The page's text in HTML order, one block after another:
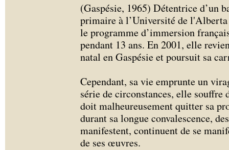
(Gaspésie, 1965) Détentrice d’un
primaire à l’Université de
le programme d’immersion
pendant 13 ans. En 2001, elle
natal en Gaspésie et poursuit sa
Cependant, sa vie emprunte un
série de circonstances, elle souffre
doit malheureusement quitter sa
durant sa longue convalescence,
manifestent, continuent de se
de ses œuvres.